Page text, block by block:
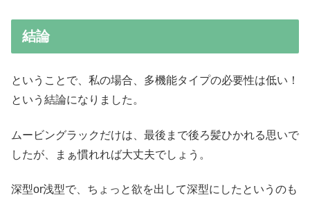
結論
ということで、私の場合、多機能タイプの必要性は低い！
という結論になりました。
ムービングラックだけは、最後まで後ろ髪ひかれる思いで
したが、まぁ慣れれば大丈夫でしょう。
深型or浅型で、ちょっと欲を出して深型にしたというのも